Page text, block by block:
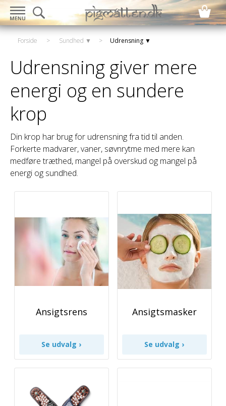
Forside > Sundhed ▼ > Udrensning ▼
Udrensning giver mere
energi og en sundere
krop
Din krop har brug for udrensning fra tid til anden.
Forkerte madvarer, vaner, søvnrytme med mere kan
medføre træthed, mangel på overskud og mangel på
energi og sundhed.
Ansigtsrens Ansigtsmasker